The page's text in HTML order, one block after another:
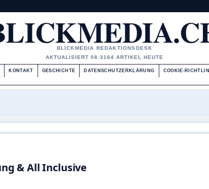
BLICKMEDIA REDAKTIONSDESK
AKTUALISIERT 08:31 64 ARTIKEL HEUTE
KONTAKT GESCHICHTE DATENSCHUTZERKLÄRUNG COOKIE-
& All Inclusive